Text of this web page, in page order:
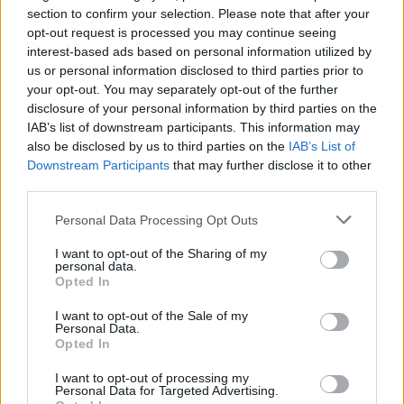
section to confirm your selection. Please note that after your
opt-out request is processed you may continue seeing
interest-based ads based on personal information utilized by
us or personal information disclosed to third parties prior to
your opt-out. You may separately opt-out of the further
disclosure of your personal information by third parties on the
IAB’s list of downstream participants. This information may
also be disclosed by us to third parties on the IAB’s List of
Downstream Participants that may further disclose it to other
Personal Data Processing Opt Outs
I want to opt-out of the Sharing of my
personal data.
Opted In
I want to opt-out of the Sale of my
Personal Data.
Opted In
I want to opt-out of processing my
Personal Data for Targeted Advertising.
l'ultima giornata infrasettimanale della stagione.
Quagliarella della Sampdoria rimane al
comando ma non si muove da quota 16,75 Gol
Ponderati. Si avvicina invece a lui
Piatekgrazie
alla rete che ha portato in vantaggio il Milan
nell'1-1 interno contro l'Udinese. Con questa
marcatura Piatek raggiunge Quagliarella a 14 gol
"categoria 1" e "categoria 2". Sale sul terzo
gradino del podio
Ronaldo(fermo ai box) segnando una doppietta
da 1,5 Gol Ponderati che ha permesso
Parma e la rete del 4-0 in Atalanta-Bologna 4-1.